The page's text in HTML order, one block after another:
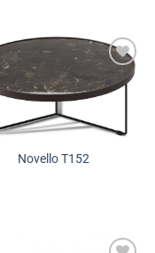
Додади во
желботека
Novello T152